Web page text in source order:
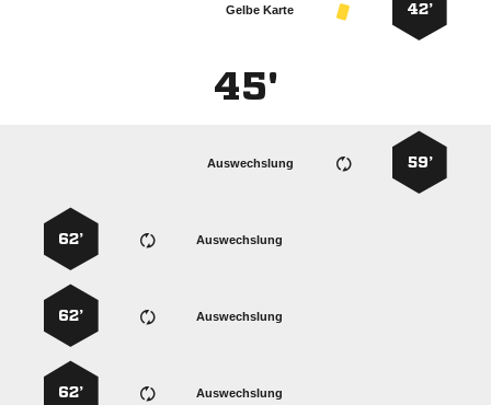
42’
Gelbe Karte
45'
59’
Auswechslung
Auswechslung
62’
Auswechslung
62’
Auswechslung
62’